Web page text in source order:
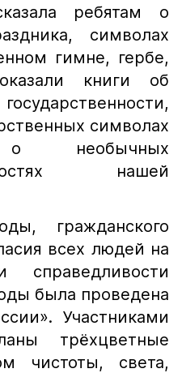
ребятам о
символах
гимне, гербе,
книги об
символах
нашей
гражданского
всех людей на
была проведена
Участниками
трёхцветные
чистоты, света,